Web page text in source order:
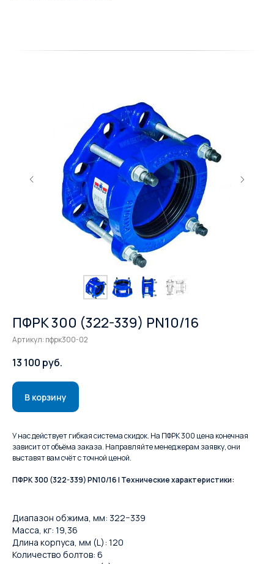
ПФРК 300 (322-339) PN10/16
Артикул: пфрк300-02
13 100 руб.
В корзину
У нас действует гибкая система скидок. На ПФРК 300 цена конечная
зависит от объёма заказа. Направляйте менеджерам заявку, они
выставят вам счёт с точной ценой.
ПФРК 300 (322-339) PN10/16 | Технические характеристики:
Диапазон обжима, мм: 322−339
Масса, кг: 19,36
Длина корпуса, мм (L): 120
Количество болтов: 6